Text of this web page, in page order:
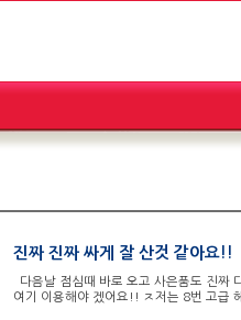
진짜 진짜 싸게 잘 산것 같아요!!
다음날 점심때 바로 오고 사은품도 진짜
여기 이용해야 겠어요!! ㅈ저는 8번 고급